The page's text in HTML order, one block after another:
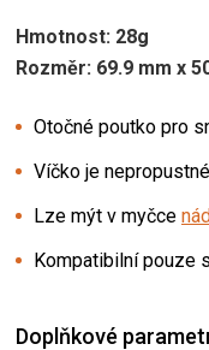
Hmotnost: 28g
Rozměr: 69.9 mm x
Otočné poutko pro
Víčko je nepropustné
Lze mýt v myčce
Kompatibilní pouze s
Doplňkové